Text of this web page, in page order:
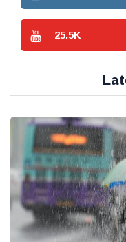
25.5K